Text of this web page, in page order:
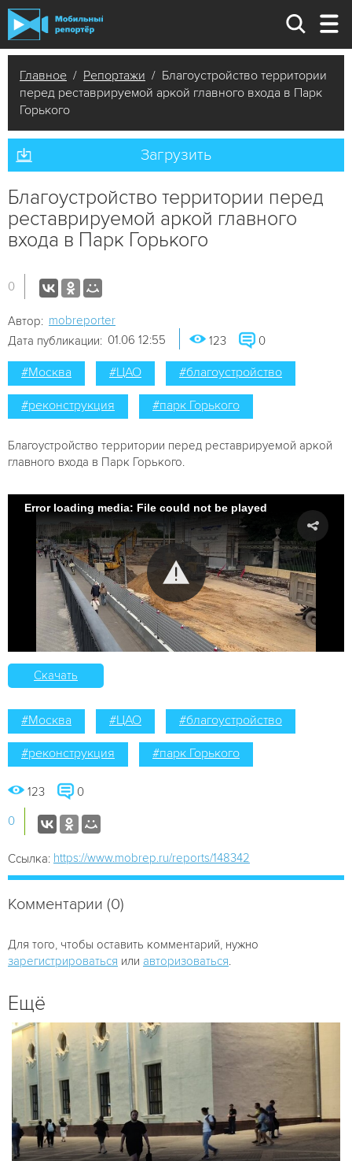
Главное / Репортажи / Благоустройство территории
перед реставрируемой аркой главного входа в Парк
Горького
Загрузить
Благоустройство территории перед
реставрируемой аркой главного
входа в Парк Горького
0
Автор: mobreporter
Дата публикации: 01.06 12:55 123 0
#Москва #ЦАО #благоустройство
#реконструкция #парк Горького
Благоустройство территории перед реставрируемой аркой
главного входа в Парк Горького.
Error loading media: File could not be played
Скачать
#Москва #ЦАО #благоустройство
#реконструкция #парк Горького
123 0
0
Ссылка: https://www.mobrep.ru/reports/148342
Комментарии (0)
Для того, чтобы оставить комментарий, нужно
зарегистрироваться или авторизоваться
Ещё